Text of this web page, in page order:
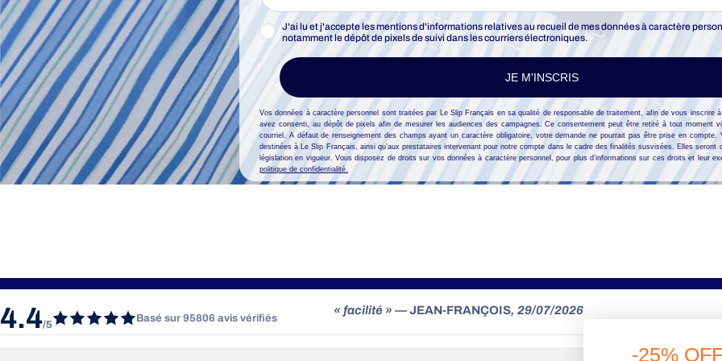
J'ai lu et j'accepte les mentions d'informations relatives au recueil de mes données à caractère
notamment le dépôt de pixels de suivi dans les courriers électroniques.
JE M'INSCRIS
Vos données à caractère personnel sont traitées par Le Slip Français en sa qualité de responsable de traitement, afin de vous inscrire
avez consenti, au dépôt de pixels afin de mesurer les audiences des campagnes. Ce consentement peut être retiré à tout moment
courriel. A défaut de renseignement des champs ayant un caractère obligatoire, votre demande ne pourrait pas être prise en compte.
destinées à Le Slip Français, ainsi qu’aux prestataires intervenant pour notre compte dans le cadre des finalités susvisées. Elles seront
législation en vigueur. Vous disposez de droits sur vos données à caractère personnel, pour plus d’informations sur ces droits et leur
politique de confidentialité.
4.4/5
Basé sur 95806 avis vérifiés
« Le site est facile à utiliser et la livraison a été rapide. »
-25%